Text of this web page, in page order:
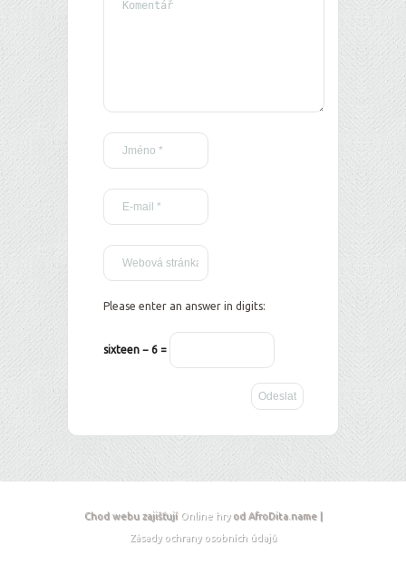
Please enter an answer in digits:
sixteen − 6 =
Chod webu zajišťují Online hryod AfroDita.name |
Zásady ochrany osobních údajů